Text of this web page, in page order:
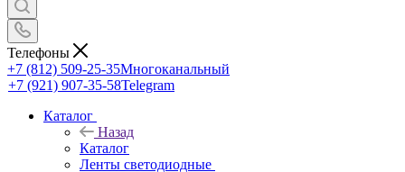
Телефоны
+7 (812) 509-25-35Многоканальный
+7 (921) 907-35-58Telegram
Каталог
Назад
Каталог
Ленты светодиодные